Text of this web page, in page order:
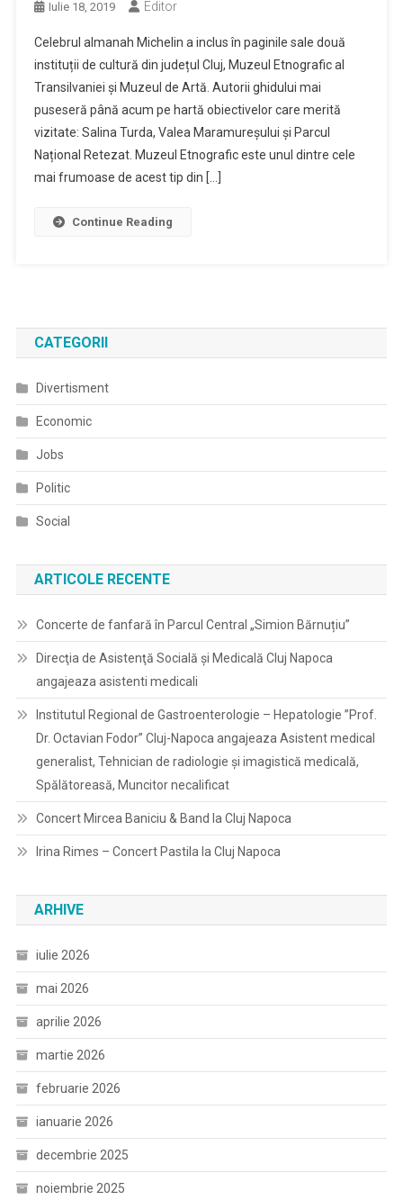
Iulie 18, 2019 Editor
Celebrul almanah Michelin a inclus în paginile sale două
instituții de cultură din județul Cluj, Muzeul Etnografic al
Transilvaniei și Muzeul de Artă. Autorii ghidului mai
puseseră până acum pe hartă obiectivelor care merită
vizitate: Salina Turda, Valea Maramureșului și Parcul
Național Retezat. Muzeul Etnografic este unul dintre cele
mai frumoase de acest tip din […]
Continue Reading
CATEGORII
Divertisment
Economic
Jobs
Politic
Social
ARTICOLE RECENTE
Concerte de fanfară în Parcul Central „Simion Bărnuțiu”
Direcţia de Asistenţă Socială şi Medicală Cluj Napoca
angajeaza asistenti medicali
Institutul Regional de Gastroenterologie – Hepatologie ”Prof.
Dr. Octavian Fodor” Cluj-Napoca angajeaza Asistent medical
generalist, Tehnician de radiologie și imagistică medicală,
Spălătoreasă, Muncitor necalificat
Concert Mircea Baniciu & Band la Cluj Napoca
Irina Rimes – Concert Pastila la Cluj Napoca
ARHIVE
iulie 2026
mai 2026
aprilie 2026
martie 2026
februarie 2026
ianuarie 2026
decembrie 2025
noiembrie 2025